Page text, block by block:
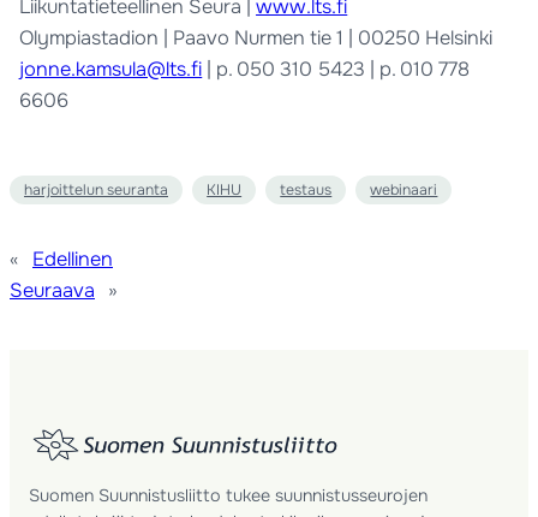
Liikuntatieteellinen Seura |www.lts.fi
Olympiastadion | Paavo Nurmen tie 1 | 00250 Helsinki
jonne.kamsula@lts.fi | p. 050 310 5423 | p. 010 778
6606
harjoittelun seuranta KIHU testaus webinaari
«
Edellinen
Seuraava
»
Suomen Suunnistusliitto tukee suunnistusseurojen